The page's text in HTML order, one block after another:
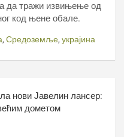
да тражи извињење од
код њене обале.
, Средоземље, украјина
нови Јавелин лансер:
дометом